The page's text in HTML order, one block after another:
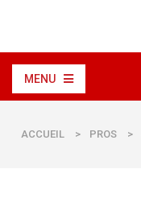
MENU
ACCUEIL > PROS >